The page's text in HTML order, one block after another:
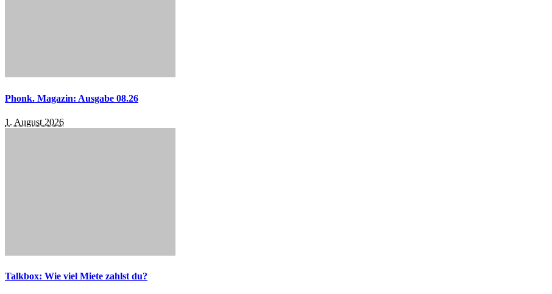
Phonk. Magazin: Ausgabe 08.26
1. August 2026
Talkbox: Wie viel Miete zahlst du?